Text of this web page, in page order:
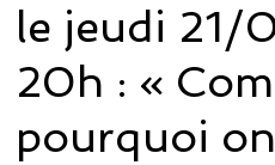
le jeudi 21/
20h : «
pourquoi